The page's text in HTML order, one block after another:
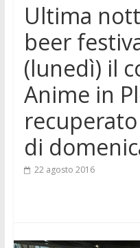
Ultima
beer
(lunedì) il
Anime in
di
22 agosto 2016